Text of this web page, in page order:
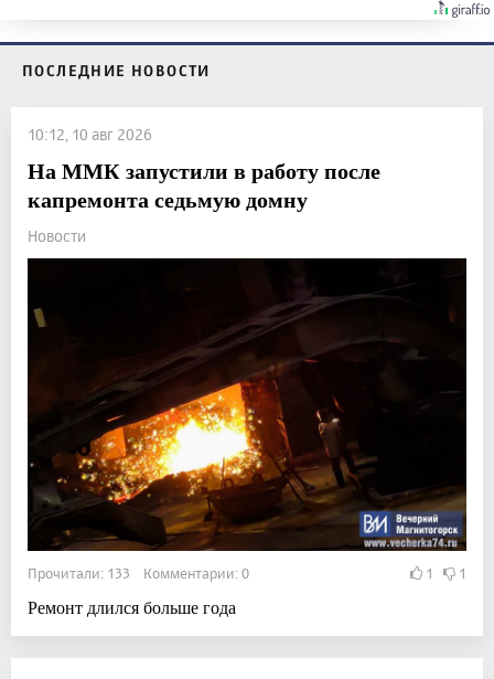
ПОСЛЕДНИЕ НОВОСТИ
10:12, 10 авг 2026
На ММК запустили в работу после
капремонта седьмую домну
Новости
Прочитали: 133 Комментарии: 0 1 1
Ремонт длился больше года